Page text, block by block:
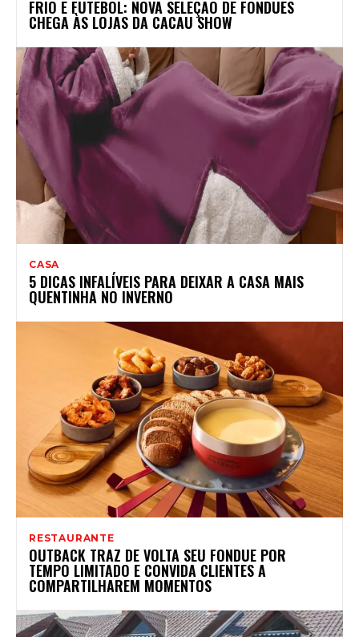
FRIO E FUTEBOL: NOVA SELEÇÃO DE FONDUES
CHEGA ÀS LOJAS DA CACAU SHOW
CASA
5 DICAS INFALÍVEIS PARA DEIXAR A CASA MAIS
QUENTINHA NO INVERNO
RESTAURANTE
OUTBACK TRAZ DE VOLTA SEU FONDUE POR
TEMPO LIMITADO E CONVIDA CLIENTES A
COMPARTILHAREM MOMENTOS